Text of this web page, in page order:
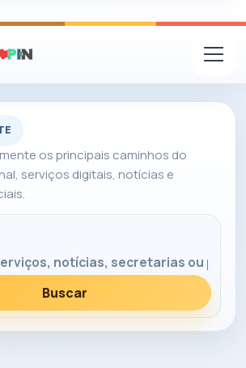
os principais caminhos do
serviços digitais, notícias e
Buscar